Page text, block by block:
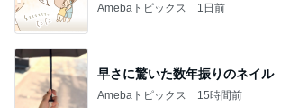
Amebaトピックス 1日前
早さに驚いた数年振りのネイル
Amebaトピックス 15時間前